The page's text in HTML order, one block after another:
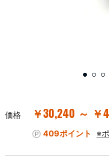
価格 ￥30,240 ～ ￥
409ポイント
※